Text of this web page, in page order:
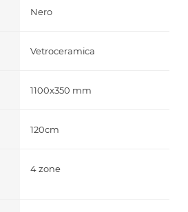
Nero
Vetroceramica
1100x350 mm
120cm
4 zone